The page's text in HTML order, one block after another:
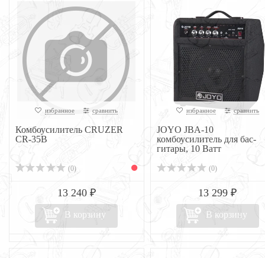
избранное сравнить
Комбоусилитель CRUZER
CR-35B
(0)
13 240 ₽
В корзину
избранное сравнить
JOYO JBA-10
комбоусилитель для бас-
гитары, 10 Ватт
(0)
13 299 ₽
В корзину